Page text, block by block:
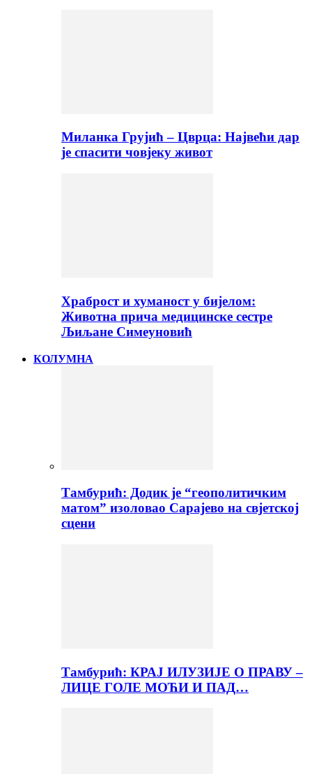
Миланка Грујић – Цврца: Највећи дар
је спасити човјеку живот
Храброст и хуманост у бијелом:
Животна прича медицинске сестре
Љиљане Симеуновић
КОЛУМНА
Тамбурић: Додик је “геополитичким
матом” изоловао Сарајево на свјетској
сцени
Тамбурић: КРАЈ ИЛУЗИЈЕ О ПРАВУ –
ЛИЦЕ ГОЛЕ МОЋИ И ПАД…